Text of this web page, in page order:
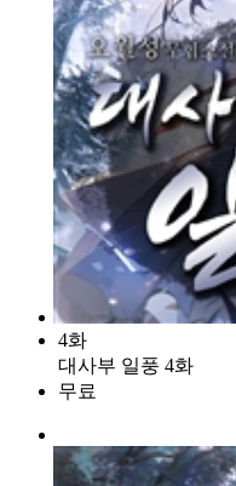
4화
대사부 일풍 4화
무료